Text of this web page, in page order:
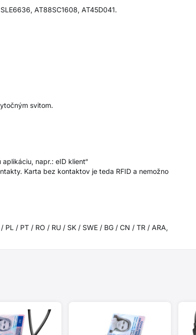
AT88SC1608, AT45D041.
svitom.
napr.: eID klient“
Karta bez kontaktov je teda RFID a nemožno
/ PT / RO / RU / SK / SWE / BG / CN / TR / ARA,